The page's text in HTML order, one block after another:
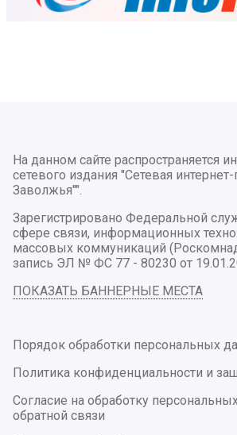
На данном сайте распространяется
сетевого издания "Сетевая
Заволжья"".
Зарегистрировано Федеральной
сфере связи, информационных
массовых коммуникаций
запись ЭЛ № ФС 77 - 80230 от
ПОКАЗАТЬ БАННЕРНЫЕ МЕСТА
Порядок обработки персональных
Политика конфиденциальности и
Согласие на обработку
обратной связи